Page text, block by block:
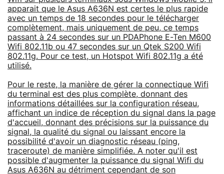
apparait que le Asus A636N est certes le plus rapide
avec un temps de 18 secondes pour le télécharger
complètement, mais uniquement de peu, ce temps
passant à 24 secondes sur un PDAPhone E-Ten M600
Wifi 802.11b ou 47 secondes sur un Qtek S200 Wifi
802.11g. Pour ce test, un Hotspot Wifi 802.11g a été
utilisé.
Pour le reste, la manière de gérer la connectique Wifi
du terminal est des plus complète, donnant des
informations détaillées sur la configuration réseau,
affichant un indice de réception du signal dans la page
d'accueil, donnant des précisions sur la puissance du
signal, la qualité du signal ou laissant encore la
possibilité d'avoir un diagnostic réseau (ping,
traceroute) de manière simplifiée. A noter qu'il est
possible d'augmenter la puissance du signal Wifi du
Asus A636N au détriment cependant de son